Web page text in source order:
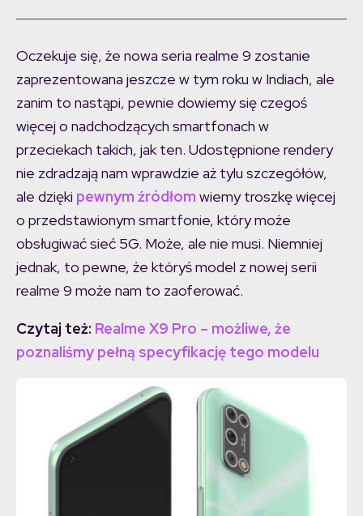
Oczekuje się, że nowa seria realme 9 zostanie
zaprezentowana jeszcze w tym roku w Indiach, ale
zanim to nastąpi, pewnie dowiemy się czegoś
więcej o nadchodzących smartfonach w
przeciekach takich, jak ten. Udostępnione rendery
nie zdradzają nam wprawdzie aż tylu szczegółów,
ale dzięki pewnym źródłom wiemy troszkę więcej
o przedstawionym smartfonie, który może
obsługiwać sieć 5G. Może, ale nie musi. Niemniej
jednak, to pewne, że któryś model z nowej serii
realme 9 może nam to zaoferować.
Czytaj też: Realme X9 Pro – możliwe, że
poznaliśmy pełną specyfikację tego modelu